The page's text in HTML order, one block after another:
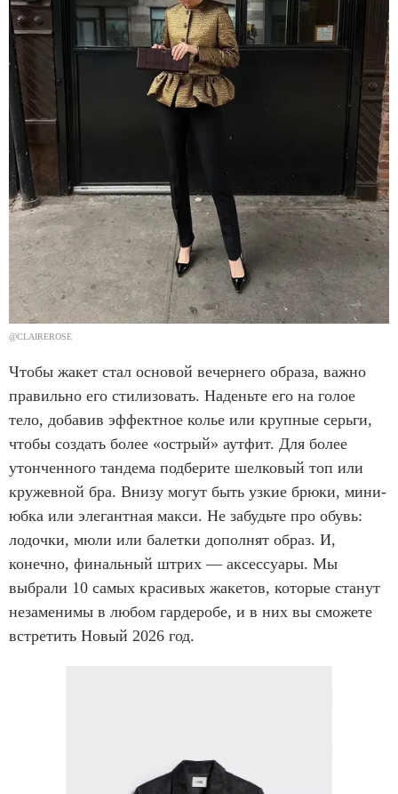
@CLAIREROSE
Чтобы жакет стал основой вечернего образа, важно
правильно его стилизовать. Наденьте его на голое
тело, добавив эффектное колье или крупные серьги,
чтобы создать более «острый» аутфит. Для более
утонченного тандема подберите шелковый топ или
кружевной бра. Внизу могут быть узкие брюки, мини-
юбка или элегантная макси. Не забудьте про обувь:
лодочки, мюли или балетки дополнят образ. И,
конечно, финальный штрих — аксессуары. Мы
выбрали 10 самых красивых жакетов, которые станут
незаменимы в любом гардеробе, и в них вы сможете
встретить Новый 2026 год.